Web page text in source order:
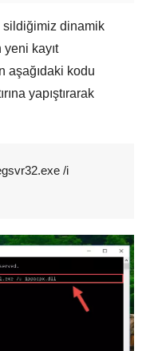
sildiğimiz dinamik
kayıt
aşağıdaki kodu
yapıştırarak
/i